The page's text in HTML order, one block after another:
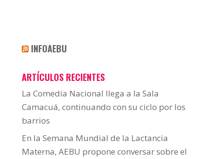
INFOAEBU
ARTÍCULOS RECIENTES
La Comedia Nacional llega a la Sala
Camacuá, continuando con su ciclo por los
barrios
En la Semana Mundial de la Lactancia
Materna, AEBU propone conversar sobre el